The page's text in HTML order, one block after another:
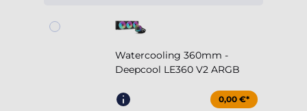
Watercooling 360mm -
Deepcool LE360 V2 ARGB
0,00 €*